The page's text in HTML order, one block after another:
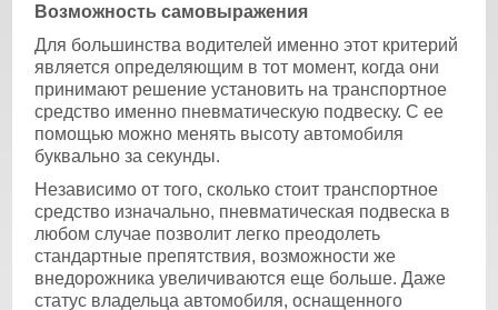
Возможность самовыражения
Для большинства водителей именно этот критерий
является определяющим в тот момент, когда они
принимают решение установить на транспортное
средство именно пневматическую подвеску. С ее
помощью можно менять высоту автомобиля
буквально за секунды.
Независимо от того, сколько стоит транспортное
средство изначально, пневматическая подвеска в
любом случае позволит легко преодолеть
стандартные препятствия, возможности же
внедорожника увеличиваются еще больше. Даже
статус владельца автомобиля, оснащенного